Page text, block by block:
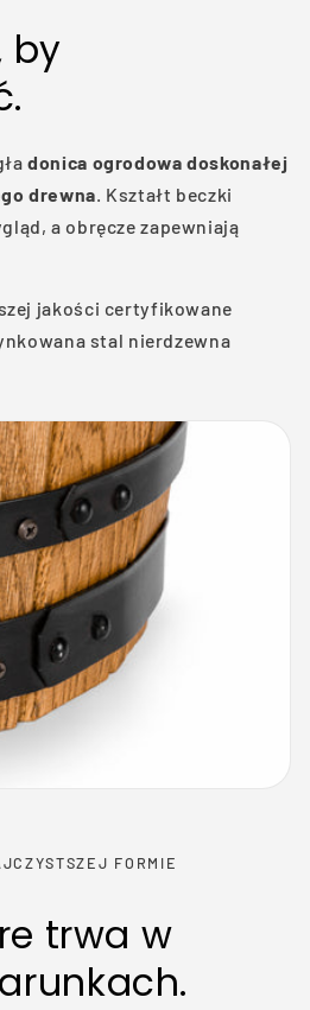
by
donica ogrodowa doskonałej
drewna . Kształt beczki
a obręcze zapewniają
jakości certyfikowane
stal nierdzewna
FORMIE
trwa w